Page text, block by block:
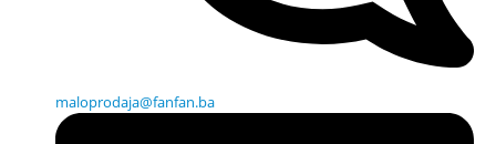
maloprodaja@fanfan.ba